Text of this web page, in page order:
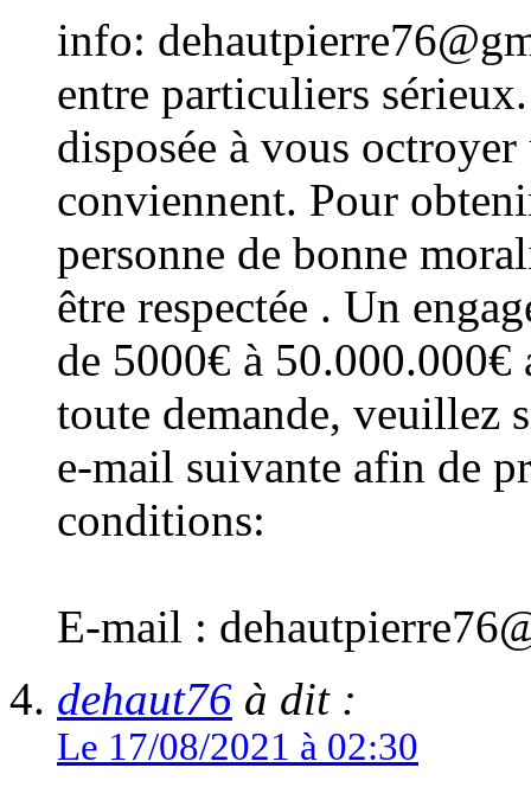
info:
entre particuliers
disposée à vous
conviennent. Pour
personne de bonne
être respectée . Un
de 5000€ à
toute demande, veuillez
e-mail suivante afin de
conditions:
E-mail :
dehaut76 à dit :
Le 17/08/2021 à 02:30